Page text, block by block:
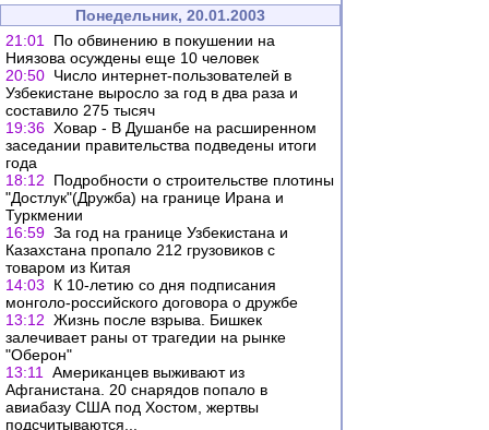
Понедельник, 20.01.2003
21:01
По обвинению в покушении на
Ниязова осуждены еще 10 человек
20:50 Число интернет-пользователей в
Узбекистане выросло за год в два раза и
составило 275 тысяч
19:36 Ховар - В Душанбе на расширенном
заседании правительства подведены итоги
года
18:12
Подробности о строительстве плотины
"Достлук"(Дружба) на границе Ирана и
Туркмении
16:59 За год на границе Узбекистана и
Казахстана пропало 212 грузовиков с
товаром из Китая
14:03
К 10-летию со дня подписания
монголо-российского договора о дружбе
13:12 Жизнь после взрыва. Бишкек
залечивает раны от трагедии на рынке
"Оберон"
13:11
Американцев выживают из
Афганистана. 20 снарядов попало в
авиабазу США под Хостом, жертвы
подсчитываются...